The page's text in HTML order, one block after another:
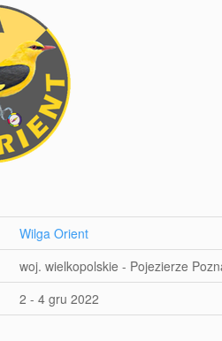
Wilga Orient
woj. wielkopolskie - Pojezierze
2 - 4 gru 2022